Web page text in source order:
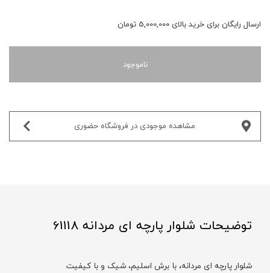
ارسال رایگان برای خرید بالای 5,000,000 تومان
ناموجود
مشاهده موجودی در فروشگاه حضوری‌
توضیحات شلوار پارچه ای مردانه 61118
شلوار پارچه‌ ای مردانه، با برش اسلیم، شیک و با کیفیت